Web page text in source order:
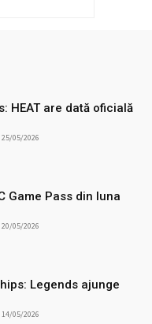
HEAT are dată oficială
25/05/2026
Game Pass din luna
20/05/2026
Legends ajunge
14/05/2026